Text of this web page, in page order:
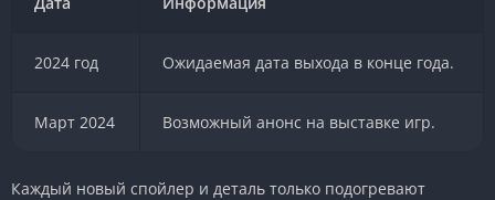
2024 год Ожидаемая дата выхода в конце года.
Март 2024 Возможный анонс на выставке игр.
Каждый новый спойлер и деталь только подогревают